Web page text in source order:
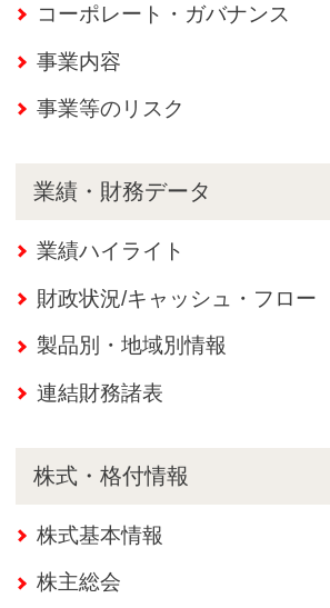
コーポレート・ガバナンス
事業内容
事業等のリスク
業績・財務データ
業績ハイライト
財政状況/キャッシュ・フロー
製品別・地域別情報
連結財務諸表
株式・格付情報
株式基本情報
株主総会